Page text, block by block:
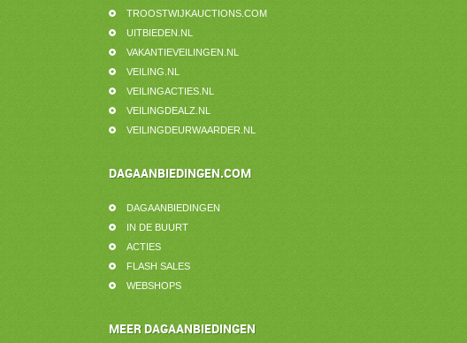
TROOSTWIJKAUCTIONS.COM
UITBIEDEN.NL
VAKANTIEVEILINGEN.NL
VEILING.NL
VEILINGACTIES.NL
VEILINGDEALZ.NL
VEILINGDEURWAARDER.NL
DAGAANBIEDINGEN.COM
DAGAANBIEDINGEN
IN DE BUURT
ACTIES
FLASH SALES
WEBSHOPS
MEER DAGAANBIEDINGEN